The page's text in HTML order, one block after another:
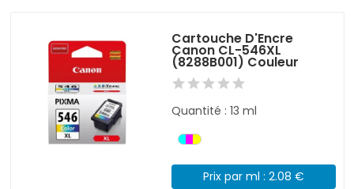
Cartouche D'Encre
Canon CL-546XL
(8288B001) Couleur
Quantité : 13 ml
Prix par ml : 2.08 €